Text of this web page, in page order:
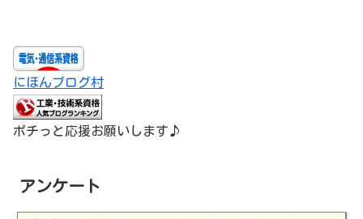
にほんブログ村
ポチっと応援お願いします♪
アンケート